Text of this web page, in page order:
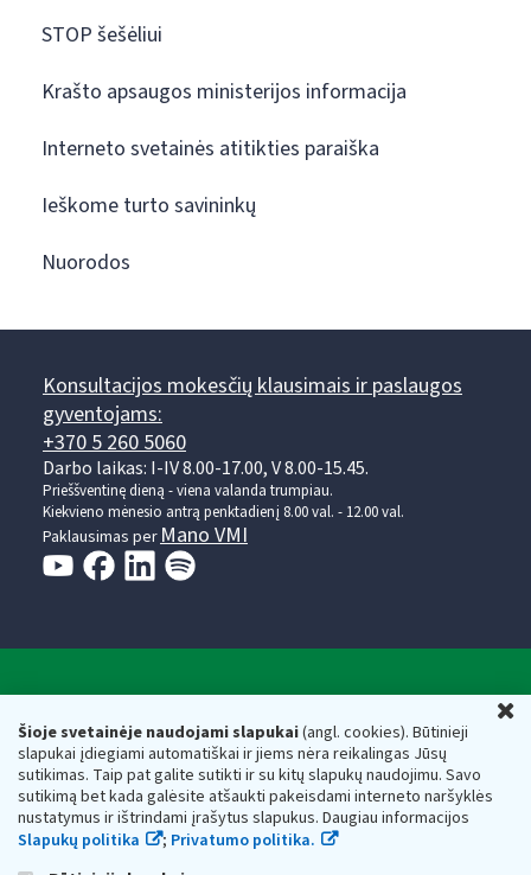
Šioje svetainėje naudojami slapukai(angl. cookies). Būtinieji
slapukai įdiegiami automatiškai ir jiems nėra reikalingas Jūsų
sutikimas. Taip pat galite sutikti ir su kitų slapukų naudojimu. Savo
sutikimą bet kada galėsite atšaukti pakeisdami interneto naršyklės
nustatymus ir ištrindami įrašytus slapukus. Daugiau informacijos
Slapukų politika
; Privatumo politika.
STOP šešėliui
Krašto apsaugos ministerijos informacija
Interneto svetainės atitikties paraiška
Ieškome turto savininkų
Nuorodos
Konsultacijos mokesčių klausimais ir paslaugos
gyventojams:
+370 5 260 5060
Darbo laikas: I-IV 8.00-17.00, V 8.00-15.45.
Prieššventinę dieną - viena valanda trumpiau.
Kiekvieno mėnesio antrą penktadienį 8.00 val. - 12.00 val.
Paklausimas per Mano VMI
Respublikos finansų ministerijos
Biudžetinė įstaiga. Juridinio asmens kodas — 188659752,
adresas: Vasario 16-osios g. 14, 01107 Vilnius, Lietuva, el.paštas:
vmi@vmi.lt, E. pristatymo dėžutės adresas 188659752
Duomenys apie Valstybinę mokesčių inspekciją prie Lietuvos
Respublikos finansų ministerijos kaupiami ir saugomi Juridinių